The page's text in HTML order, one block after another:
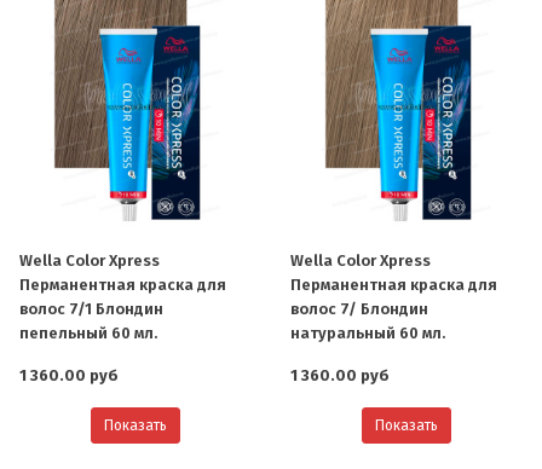
Wella Color Xpress
Перманентная краска для
волос 7/1 Блондин
пепельный 60 мл.
1 360.00 руб
Показать
Wella Color Xpress
Перманентная краска для
волос 7/ Блондин
натуральный 60 мл.
1 360.00 руб
Показать